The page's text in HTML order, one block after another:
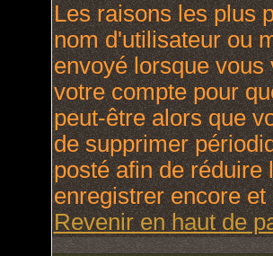
Les raisons les plus
nom d'utilisateur ou
envoyé lorsque
votre compte pour
peut-être alors que
de supprimer
posté afin de réduire
enregistrer encore
Revenir en haut de